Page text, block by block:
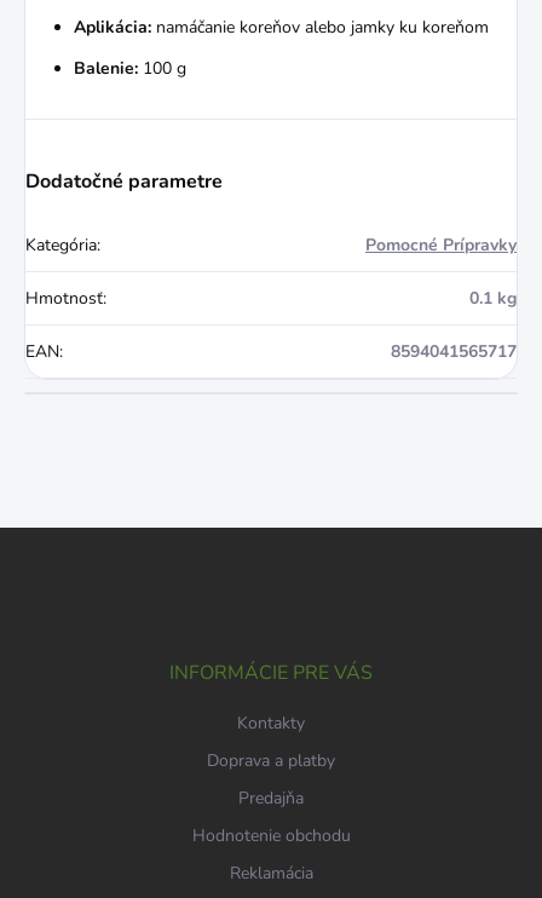
Aplikácia: namáčanie koreňov alebo jamky ku koreňom
Balenie: 100 g
Dodatočné parametre
Kategória: Pomocné Prípravky
Hmotnosť: 0.1 kg
EAN: 8594041565717
INFORMÁCIE PRE VÁS
Kontakty
Doprava a platby
Predajňa
Hodnotenie obchodu
Reklamácia